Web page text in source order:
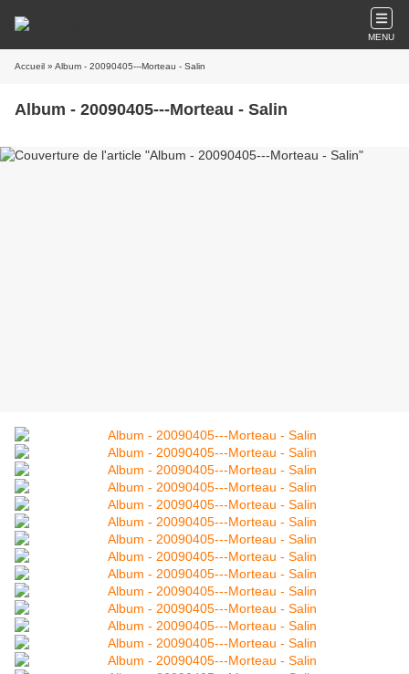
MENU
Accueil » Album - 20090405---Morteau - Salin
Album - 20090405---Morteau - Salin